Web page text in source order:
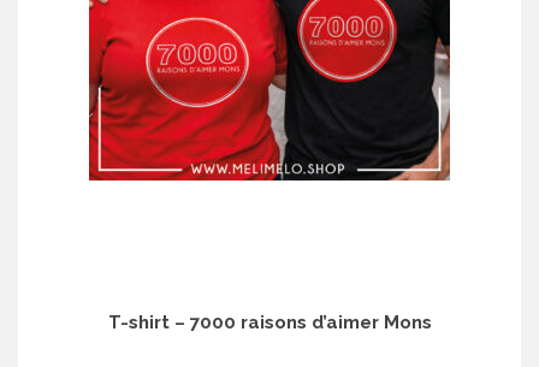
T-shirt – 7000 raisons d’aimer Mons